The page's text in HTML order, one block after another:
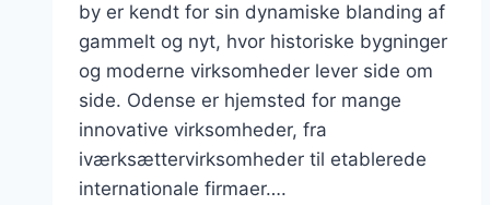
by er kendt for sin dynamiske blanding af
gammelt og nyt, hvor historiske bygninger
og moderne virksomheder lever side om
side. Odense er hjemsted for mange
innovative virksomheder, fra
iværksættervirksomheder til etablerede
internationale firmaer….